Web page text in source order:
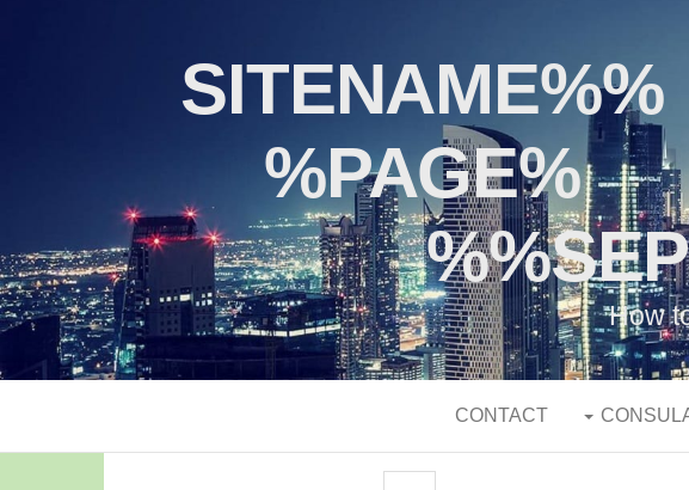
%SITENAME%
%PAGE%
How
CONTACT